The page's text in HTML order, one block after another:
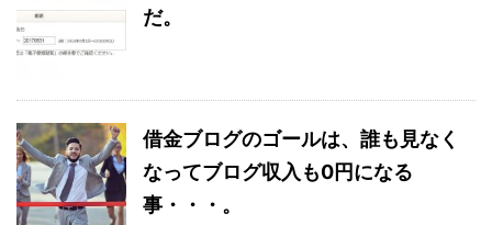
だ。
借金ブログのゴールは、誰も見なく
なってブログ収入も0円になる
事・・・。